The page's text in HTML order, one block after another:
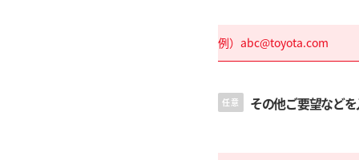
任意 その他ご要望など